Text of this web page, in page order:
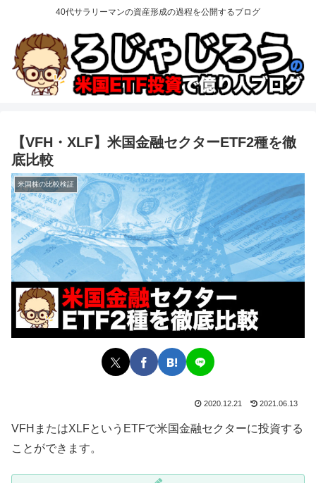
40代サラリーマンの資産形成の過程を公開するブログ
【VFH・XLF】米国金融セクターETF2種を徹
底比較
米国株の比較検証
2020.12.21 2021.06.13
VFHまたはXLFというETFで米国金融セクターに投資する
ことができます。